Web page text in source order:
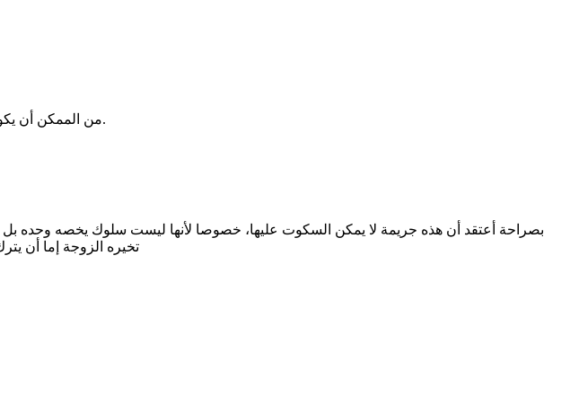
من الممكن أن يكون خوفه على أطفاله هو ما يدفعه لهذه الجرائم، فهو يريد تأمينهم مادياً ووظيفته من المؤكد أنها لا تكفي لتعولهم.
بصراحة أعتقد أن هذه جريمة لا يمكن السكوت عليها، خصوصا لأنها ليست سلوك يخصه وحده بل
تخيره الزوجة إما أن